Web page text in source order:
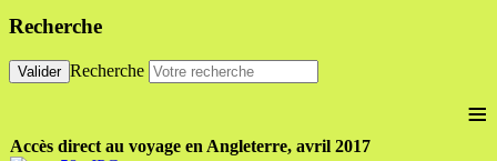
Recherche
Valider Recherche
≡
Accès direct au voyage en Angleterre, avril 2017